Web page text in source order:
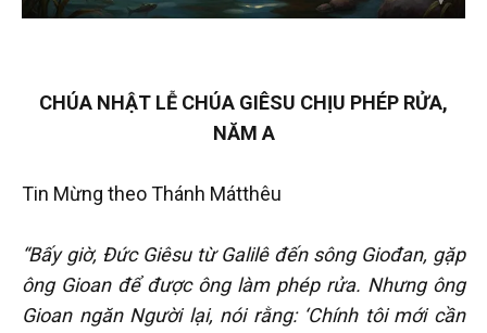
CHÚA NHẬT LỄ CHÚA GIÊSU CHỊU PHÉP RỬA,
NĂM A
Tin Mừng theo Thánh Mátthêu
“Bấy giờ, Đức Giêsu từ Galilê đến sông Giođan, gặp
ông Gioan để được ông làm phép rửa. Nhưng ông
Gioan ngăn Người lại, nói rằng: ‘Chính tôi mới cần